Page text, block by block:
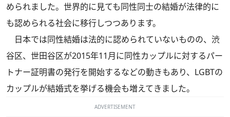
められました。世界的に見ても同性同士の結婚が法律的に
も認められる社会に移行しつつあります。
日本では同性結婚は法的に認められていないものの、渋
谷区、世田谷区が2015年11月に同性カップルに対するパー
トナー証明書の発行を開始するなどの動きもあり、LGBTの
カップルが結婚式を挙げる機会も増えてきました。
ADVERTISEMENT